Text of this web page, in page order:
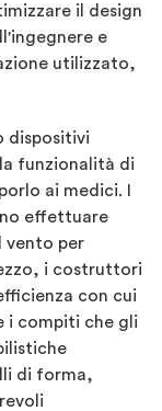
il design
e
utilizzato,
dispositivi
funzionalità di
ai medici. I
effettuare
vento per
i costruttori
con cui
i compiti che gli
di forma,